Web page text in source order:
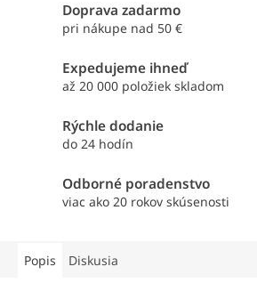
Doprava zadarmo
pri nákupe nad 50 €
Expedujeme ihneď
až 20 000 položiek skladom
Rýchle dodanie
do 24 hodín
Odborné poradenstvo
viac ako 20 rokov skúsenosti
Popis Diskusia